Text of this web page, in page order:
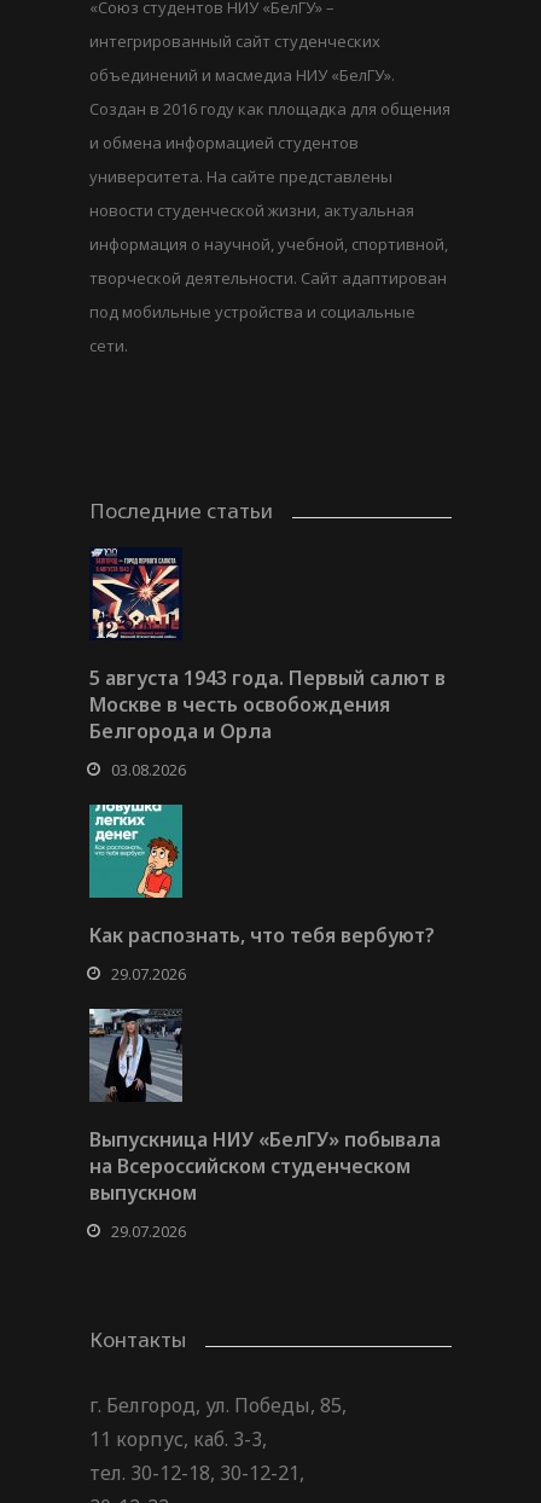
«Союз студентов НИУ «БелГУ» –
интегрированный сайт студенческих
объединений и масмедиа НИУ «БелГУ».
Создан в 2016 году как площадка для общения
и обмена информацией студентов
университета. На сайте представлены
новости студенческой жизни, актуальная
информация о научной, учебной, спортивной,
творческой деятельности. Сайт адаптирован
под мобильные устройства и социальные
сети.
Последние статьи
5 августа 1943 года. Первый салют в
Москве в честь освобождения
Белгорода и Орла
03.08.2026
Как распознать, что тебя вербуют?
29.07.2026
Выпускница НИУ «БелГУ» побывала
на Всероссийском студенческом
выпускном
29.07.2026
Контакты
г. Белгород, ул. Победы, 85,
11 корпус, каб. 3-3,
тел. 30-12-18, 30-12-21,